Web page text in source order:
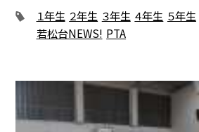
１年生 ２年生 ３年生 ４年生 ５年生
若松台NEWS! PTA